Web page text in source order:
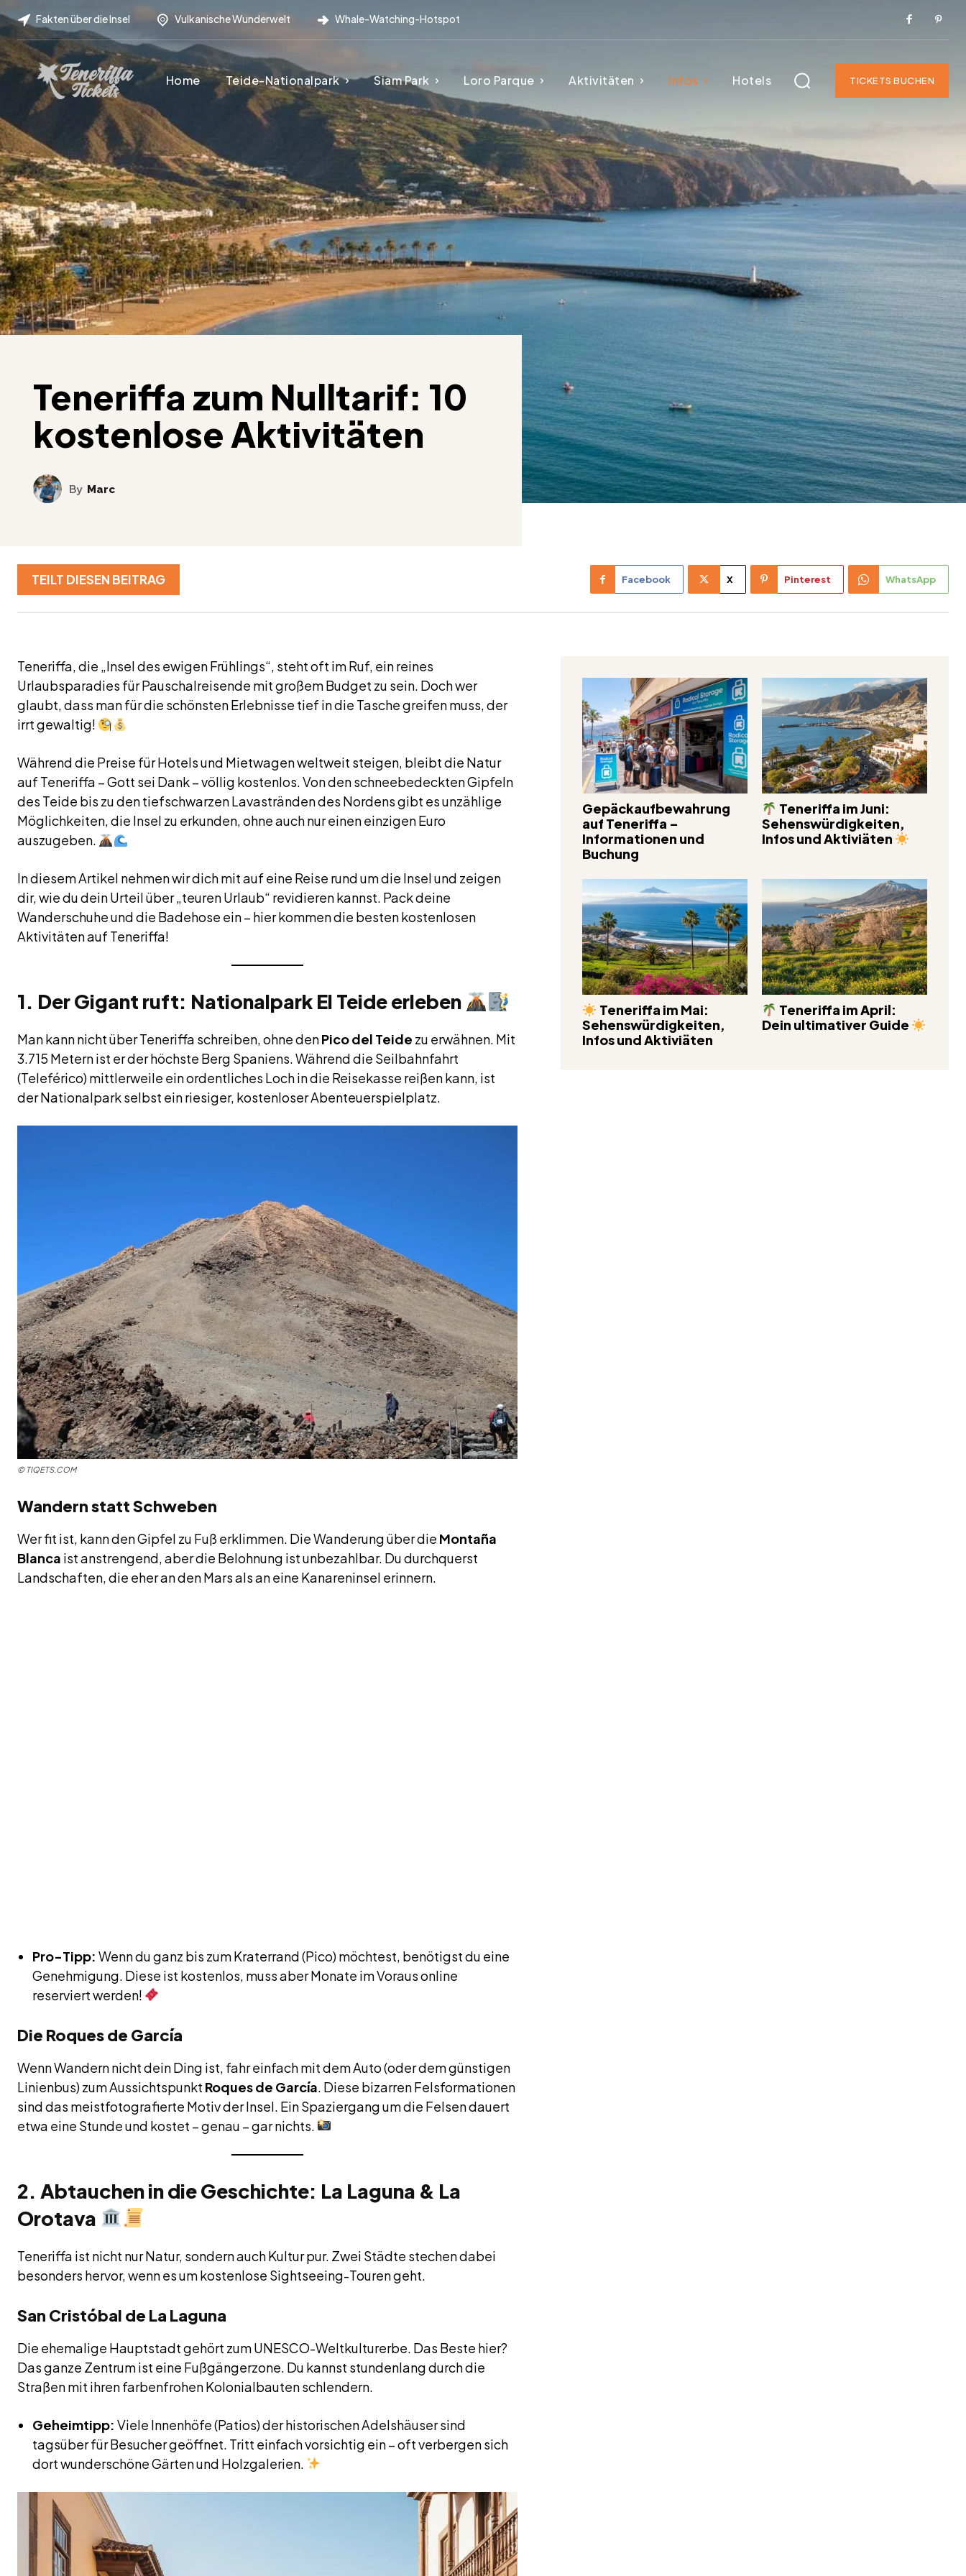
Fakten über die Insel Vulkanische Wunderwelt Whale-Watching-Hotspot
Home Teide-Nationalpark Siam Park Loro Parque Aktivitäten Infos Hotels TICKETS BUCHEN
Teneriffa zum Nulltarif: 10
kostenlose Aktivitäten
By Marc
TEILT DIESEN BEITRAG Facebook X Pinterest WhatsApp
Teneriffa, die „Insel des ewigen Frühlings“, steht oft im Ruf, ein reines
Urlaubsparadies für Pauschalreisende mit großem Budget zu sein. Doch wer
glaubt, dass man für die schönsten Erlebnisse tief in die Tasche greifen muss, der
irrt gewaltig!
Während die Preise für Hotels und Mietwagen weltweit steigen, bleibt die Natur
auf Teneriffa – Gott sei Dank – völlig kostenlos. Von den schneebedeckten Gipfeln
des Teide bis zu den tiefschwarzen Lavastränden des Nordens gibt es unzählige
Möglichkeiten, die Insel zu erkunden, ohne auch nur einen einzigen Euro
auszugeben.
In diesem Artikel nehmen wir dich mit auf eine Reise rund um die Insel und zeigen
dir, wie du dein Urteil über „teuren Urlaub“ revidieren kannst. Pack deine
Wanderschuhe und die Badehose ein – hier kommen die besten kostenlosen
Aktivitäten auf Teneriffa!
1. Der Gigant ruft: Nationalpark El Teide erleben
Man kann nicht über Teneriffa schreiben, ohne denPico del Teide zu erwähnen. Mit
3.715 Metern ist er der höchste Berg Spaniens. Während die Seilbahnfahrt
(Teleférico) mittlerweile ein ordentliches Loch in die Reisekasse reißen kann, ist
der Nationalpark selbst ein riesiger, kostenloser Abenteuerspielplatz.
©TIQETS.COM
Wandern statt Schweben
Wer fit ist, kann den Gipfel zu Fuß erklimmen. Die Wanderung über die Montaña
Blanca ist anstrengend, aber die Belohnung ist unbezahlbar. Du durchquerst
Landschaften, die eher an den Mars als an eine Kanareninsel erinnern.
Pro-Tipp: Wenn du ganz bis zum Kraterrand (Pico) möchtest, benötigst du eine
Genehmigung. Diese ist kostenlos, muss aber Monate im Voraus online
reserviert werden!
Die Roques de García
Wenn Wandern nicht dein Ding ist, fahr einfach mit dem Auto (oder dem günstigen
Linienbus) zum Aussichtspunkt Roques de García . Diese bizarren Felsformationen
sind das meistfotografierte Motiv der Insel. Ein Spaziergang um die Felsen dauert
etwa eine Stunde und kostet – genau – gar nichts.
2. Abtauchen in die Geschichte: La Laguna & La
Orotava
Teneriffa ist nicht nur Natur, sondern auch Kultur pur. Zwei Städte stechen dabei
besonders hervor, wenn es um kostenlose Sightseeing-Touren geht.
San Cristóbal de La Laguna
Die ehemalige Hauptstadt gehört zum UNESCO-Weltkulturerbe. Das Beste hier?
Das ganze Zentrum ist eine Fußgängerzone. Du kannst stundenlang durch die
Straßen mit ihren farbenfrohen Kolonialbauten schlendern.
Geheimtipp: Viele Innenhöfe (Patios) der historischen Adelshäuser sind
tagsüber für Besucher geöffnet. Tritt einfach vorsichtig ein – oft verbergen sich
dort wunderschöne Gärten und Holzgalerien.
Gepäckaufbewahrung
auf Teneriffa –
Informationen und
Buchung
Teneriffa im Juni:
Sehenswürdigkeiten,
Infos und Aktiviäten
Teneriffa im Mai:
Sehenswürdigkeiten,
Infos und Aktiviäten
Teneriffa im April:
Dein ultimativer Guide